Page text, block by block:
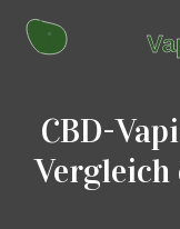
CBD-